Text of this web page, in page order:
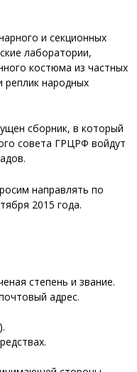
и секционных
лаборатории,
костюма из частных
реплик народных
сборник, в который
совета ГРЦРФ войдут
направлять по
2015 года.
степень и звание.
адрес.